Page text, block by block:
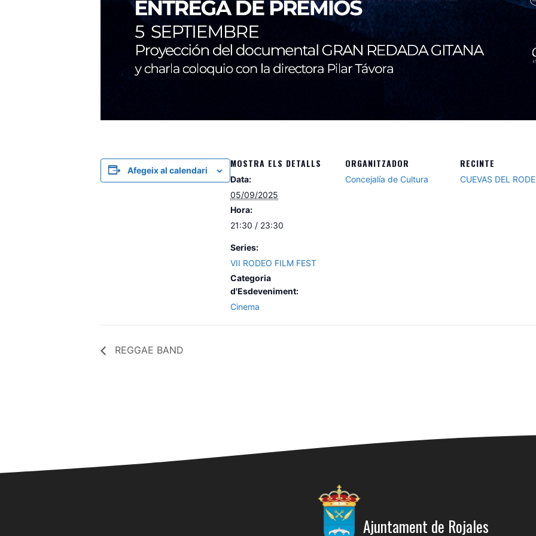
Afegeix al calendari
MOSTRA ELS DETALLS
Data:
05/09/2025
Hora:
21:30 / 23:30
Series:
VII RODEO FILM FEST
Categoria
d'Esdeveniment:
Cinema
ORGANITZADOR
Concejalía de Cultura
RECINTE
CUEVAS DEL
REGGAE BAND
Ajuntament de Rojales